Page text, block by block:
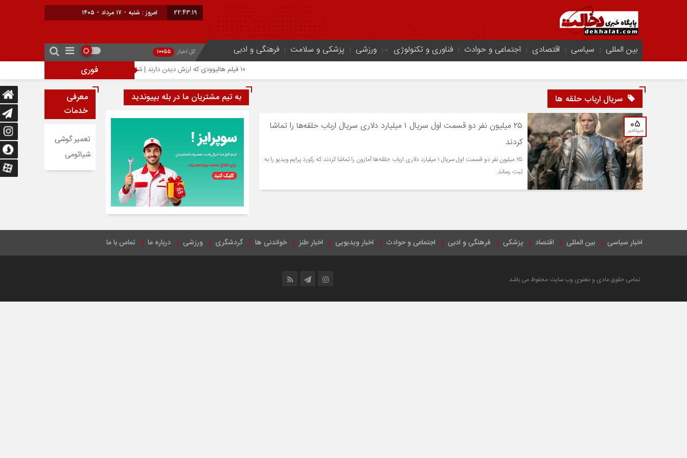
22:43:19 امروز : شنبه - ۱۷ مرداد - ۱۴۰۵
بین المللی سیاسی اقتصادی اجتماعی و حوادث فناوری و تکنولوژی ورزشی پزشکی و سلامت فرهنگی و ادبی کل اخبار 10055
فوری
سریال ارباب حلقه ها
05
سپتامبر
۲۵ میلیون نفر دو قسمت اول سریال ۱ میلیارد دلاری سریال ارباب حلقه‌ها را تماشا
کردند
۲۵ میلیون نفر دو قسمت اول سریال ۱ میلیارد دلاری ارباب حلقه‌ها آمازون را تماشا کردند که رکورد پرایم ویدیو را به
ثبت رساند.
به تیم مشتریان ما در بله بپیوندید
معرفی
خدمات
تعمیر گوشی
شیائومی
اخبار سیاسی بین المللی اقتصاد پزشکی فرهنگی و ادبی اجتماعی و حوادث اخبار ویدیویی اخبار طنز خواندنی ها گردشگری ورزشی درباره ما تماس با ما
تمامی حقوق مادی و معنوی وب سایت محفوظ می باشد.